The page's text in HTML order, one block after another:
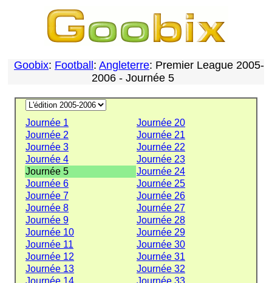
Goobix: Football : Angleterre: Premier League 2005-
2006 - Journée 5
Journée 1
Journée 20
Journée 2
Journée 21
Journée 3
Journée 22
Journée 4
Journée 23
Journée 5
Journée 24
Journée 6
Journée 25
Journée 7
Journée 26
Journée 8
Journée 27
Journée 9
Journée 28
Journée 10
Journée 29
Journée 11
Journée 30
Journée 12
Journée 31
Journée 13
Journée 32
Journée 14
Journée 33